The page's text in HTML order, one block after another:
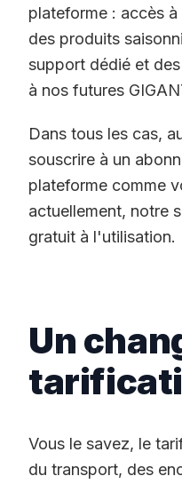
plateforme : accès
des produits
support dédié et
à nos futures
Dans tous les cas,
souscrire à un
plateforme comme
actuellement, notre
gratuit à l'utilisation.
Un
Vous le savez, le
du transport, des